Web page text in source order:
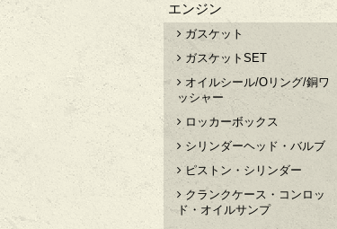
エンジン
ガスケット
ガスケットSET
オイルシール/Oリング/銅ワ
ッシャー
ロッカーボックス
シリンダーヘッド・バルブ
ピストン・シリンダー
クランクケース・コンロッ
ド・オイルサンプ